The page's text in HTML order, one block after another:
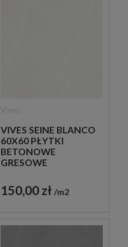
VIVES SEINE BLANCO
60X60 PŁYTKI
BETONOWE
GRESOWE
150,00 zł m2